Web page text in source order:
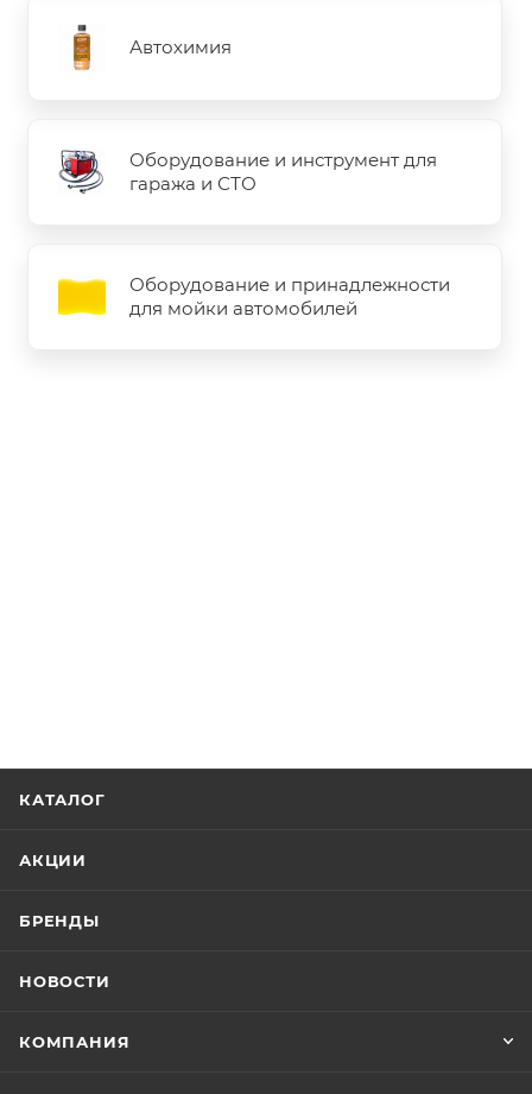
Автохимия
Оборудование и инструмент для
гаража и СТО
Оборудование и принадлежности
для мойки автомобилей
КАТАЛОГ
АКЦИИ
БРЕНДЫ
НОВОСТИ
КОМПАНИЯ